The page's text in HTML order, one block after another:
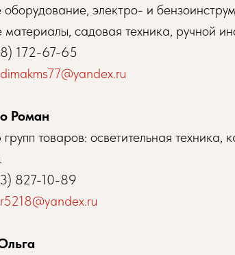
электро- и
садовая техника, ручной
172-67-65
dimakms77@yandex.ru
Роман
товаров: осветительная техника,
827-10-89
r5218@yandex.ru